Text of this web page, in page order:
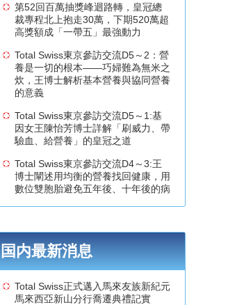
第52回百萬抽獎峰迴路轉，皇冠總
裁專程北上抱走30萬，下期520萬超
高獎額成「一帶五」最強動力
Total Swiss東京參訪交流D5～2：營
養是一切的根本——巧婦難為無米之
炊，王博士解析基本營養與協同營養
的意義
Total Swiss東京參訪交流D5～1:基
因女王陳怡芳博士詳解「刷威力、帶
驗血、給營養」的皇冠之道
Total Swiss東京參訪交流D4～3:王
博士闡述用均衡的營養找回健康，用
數位雙胞胎避免五年後、十年後的病
国内最新消息
Total Swiss正式邁入馬來友族新紀元
馬來西亞新山分行喬遷典禮記實